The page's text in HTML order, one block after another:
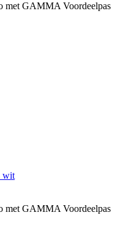
met GAMMA Voordeelpas
wit
met GAMMA Voordeelpas